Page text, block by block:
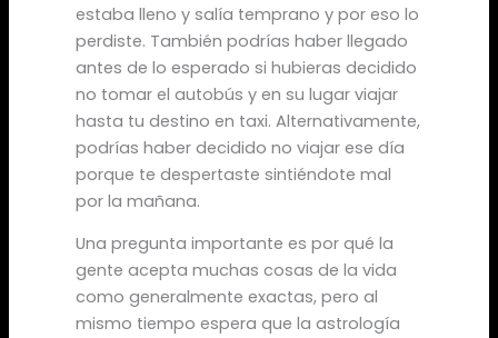
estaba lleno y salía temprano y por eso lo
perdiste. También podrías haber llegado
antes de lo esperado si hubieras decidido
no tomar el autobús y en su lugar viajar
hasta tu destino en taxi. Alternativamente,
podrías haber decidido no viajar ese día
porque te despertaste sintiéndote mal
por la mañana.
Una pregunta importante es por qué la
gente acepta muchas cosas de la vida
como generalmente exactas, pero al
mismo tiempo espera que la astrología